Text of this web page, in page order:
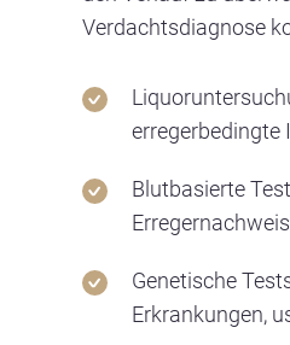
Verdachtsdiagnose
erregerbedingte
Blutbasierte
Genetische
Erkrankungen,